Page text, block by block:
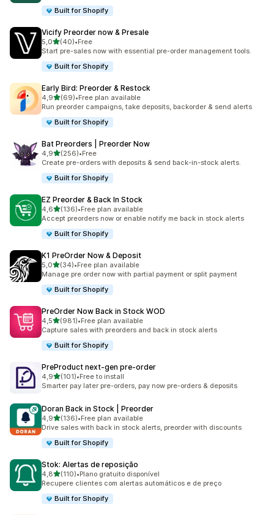
Built for Shopify
Vicify Preorder now & Presale
5,0de 5 estrelas
(40)
40 total de avaliações
•Free
Start pre-sales now with essential pre-order management tools.
Built for Shopify
Early Bird: Preorder & Restock
4,9de 5 estrelas
(69)
69 total de avaliações
•Free plan available
Run preorder campaigns, take deposits, backorder & send alerts
Built for Shopify
Bat Preorders | Preorder Now
4,9de 5 estrelas
(256)
256 total de avaliações
•Free
Create pre-orders with deposits & send back-in-stock alerts.
Built for Shopify
EZ Preorder & Back In Stock
4,6de 5 estrelas
(136)
136 total de avaliações
•Free plan available
Accept preorders now or enable notify me back in stock alerts
Built for Shopify
K1 PreOrder Now & Deposit
5,0de 5 estrelas
(34)
34 total de avaliações
•Free plan available
Manage pre order now with partial payment or split payment
Built for Shopify
PreOrder Now Back in Stock WOD
4,5de 5 estrelas
(981)
981 total de avaliações
•Free plan available
Capture sales with preorders and back in stock alerts
Built for Shopify
PreProduct next‑gen pre‑order
4,9de 5 estrelas
(101)
101 total de avaliações
•Free to install
Smarter pay later pre-orders, pay now pre-orders & deposits
Doran Back in Stock | Preorder
4,9de 5 estrelas
(136)
136 total de avaliações
•Free plan available
Drive sales with back in stock alerts, preorder with discounts
Built for Shopify
Stok: Alertas de reposição
4,8de 5 estrelas
(110)
110 total de avaliações
•Plano gratuito disponível
Recupere clientes com alertas automáticos e de preço
Built for Shopify